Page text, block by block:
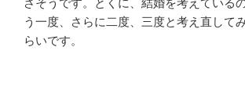
う一度、さらに二度、三度と考え直して
らいです。